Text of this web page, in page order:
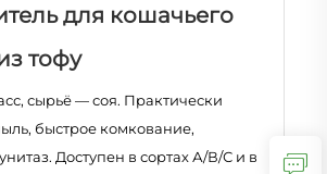
для кошачьего
тофу
сырьё — соя. Практически
быстрое комкование,
Доступен в сортах А/В/С и в